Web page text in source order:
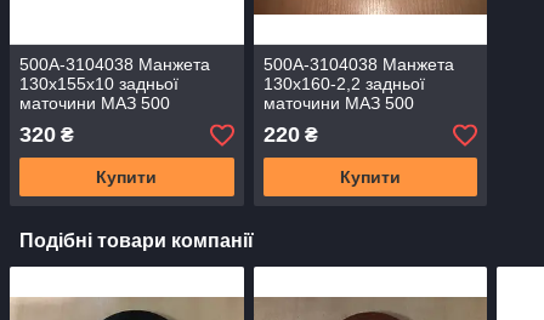
500А-3104038 Манжета
130х155х10 задньої
маточини МАЗ 500
(Україна)
320 ₴
Купити
500А-3104038 Манжета
130х160-2,2 задньої
маточини МАЗ 500
220₴
Купити
Подібні товари компанії